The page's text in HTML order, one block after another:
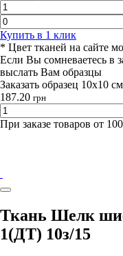
Купить в 1 клик
* Цвет тканей на сайте
Если Вы сомневаетесь в
выслать Вам образцы
Заказать образец 10х10 см
187.20 грн
При заказе товаров от
Ткань Шелк
1(ДТ) 10з/15